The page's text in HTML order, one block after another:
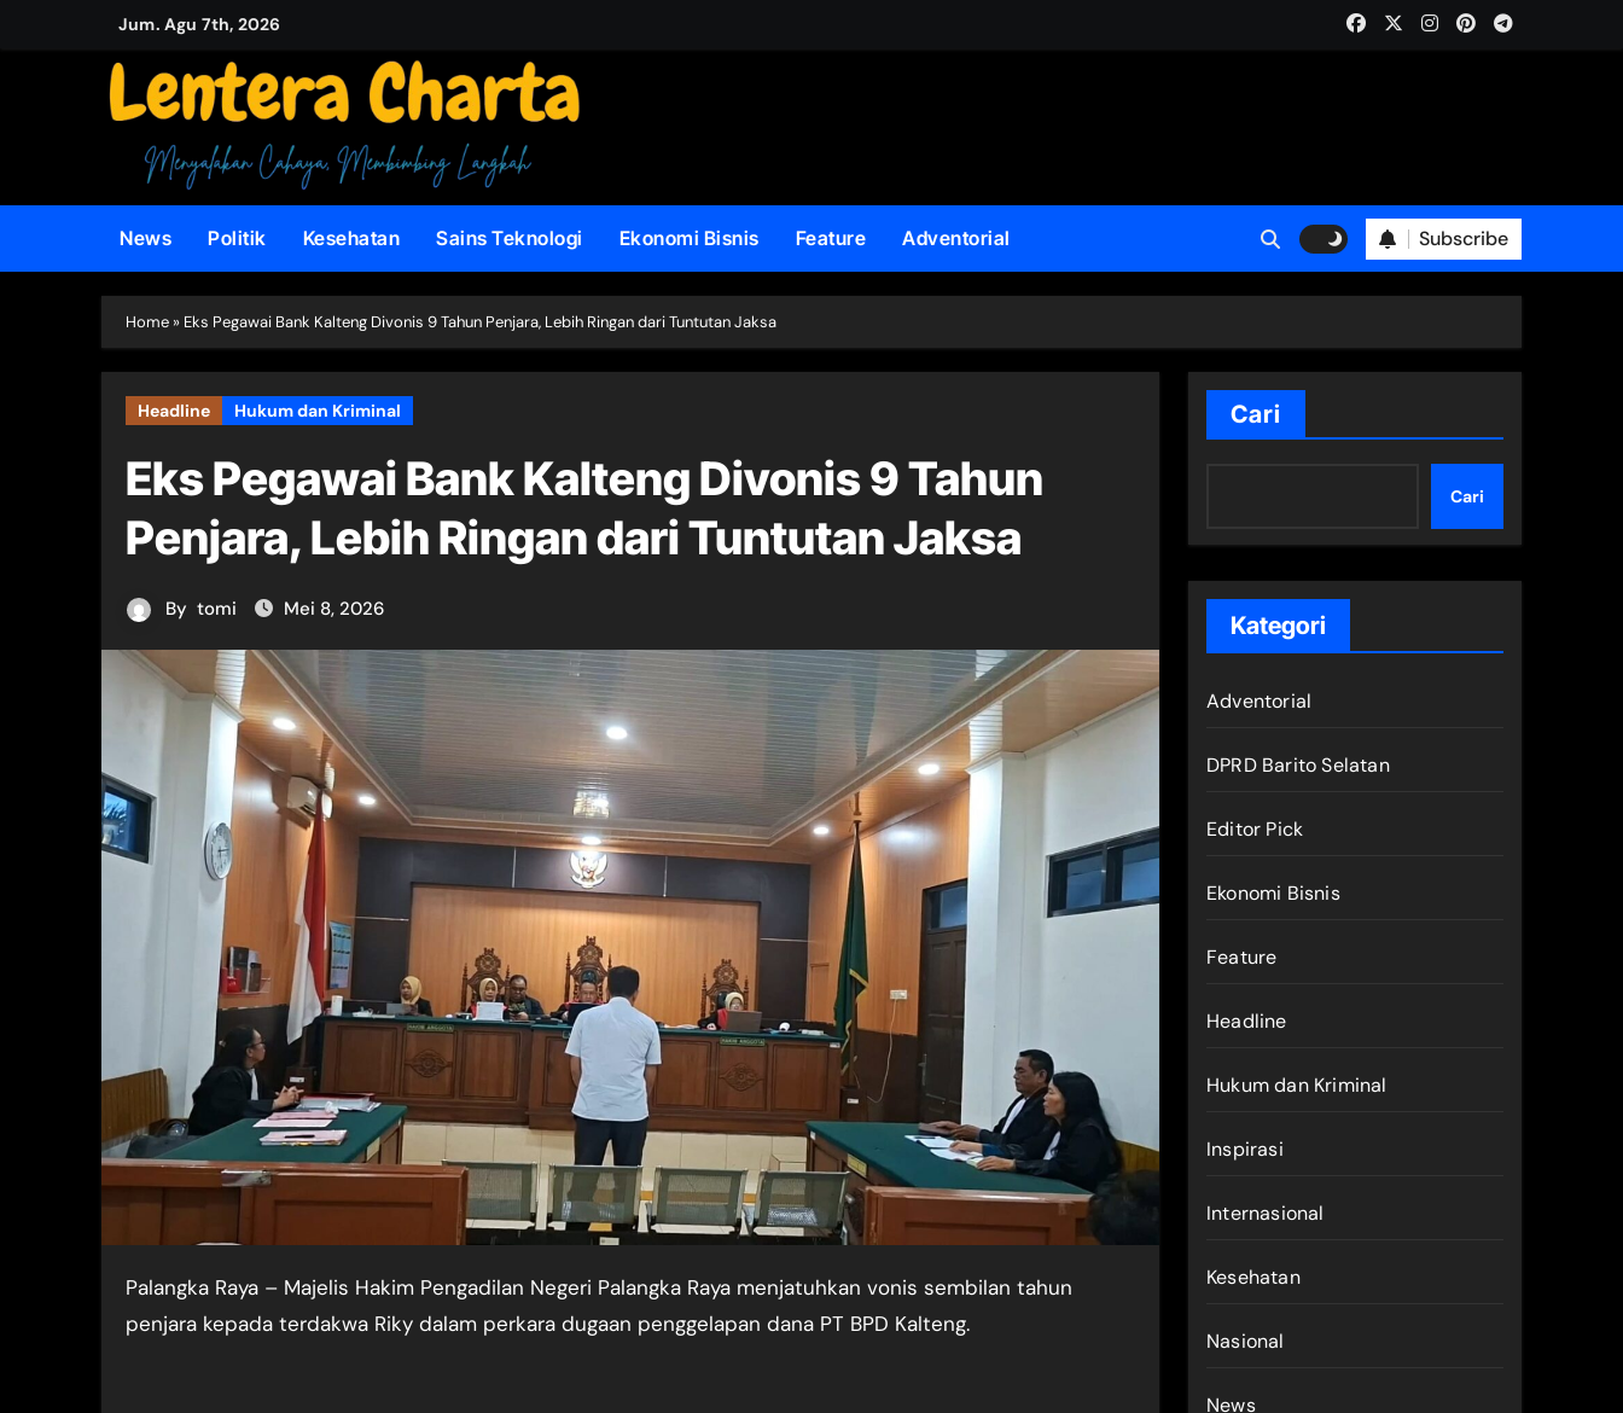
Jum. Agu 7th, 2026
News Politik Kesehatan Sains Teknologi Ekonomi Bisnis Feature Adventorial Subscribe
Home » Eks Pegawai Bank Kalteng Divonis 9 Tahun Penjara, Lebih Ringan dari Tuntutan Jaksa
Headline Hukum dan Kriminal
Eks Pegawai Bank Kalteng Divonis 9 Tahun
Penjara, Lebih Ringan dari Tuntutan Jaksa
By tomi Mei 8, 2026
Palangka Raya – Majelis Hakim Pengadilan Negeri Palangka Raya menjatuhkan vonis sembilan tahun
penjara kepada terdakwa Riky dalam perkara dugaan penggelapan dana PT BPD Kalteng.
Cari
Cari
Kategori
Adventorial
DPRD Barito Selatan
Editor Pick
Ekonomi Bisnis
Feature
Headline
Hukum dan Kriminal
Inspirasi
Internasional
Kesehatan
Nasional
News